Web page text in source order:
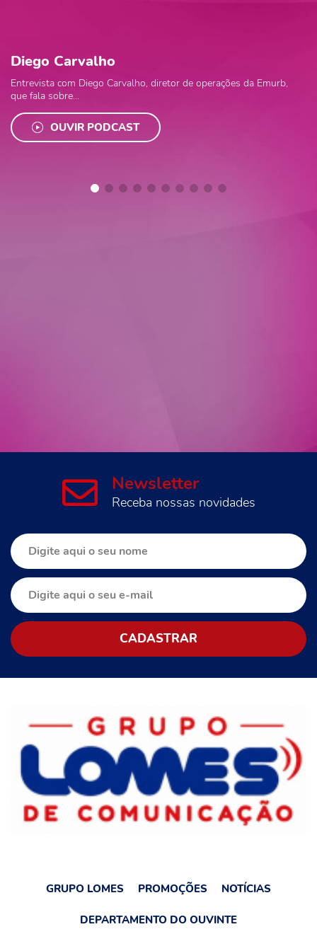
Diego Carvalho
Entrevista com Diego Carvalho, diretor de operações da Emurb,
que fala sobre...
OUVIR PODCAST
Newsletter
Receba nossas novidades
GRUPO LOMES PROMOÇÕES NOTÍCIAS
DEPARTAMENTO DO OUVINTE